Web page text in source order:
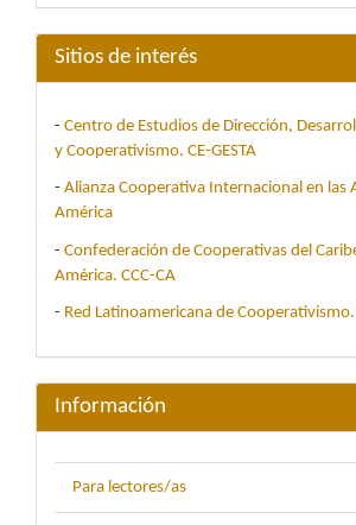
Sitios de interés
- Centro de Estudios de Dirección,
y Cooperativismo. CE-GESTA
- Alianza Cooperativa Internacional en las
América
- Confederación de Cooperativas del
América. CCC-CA
- Red Latinoamericana de Cooperativismo.
Información
Para lectores/as